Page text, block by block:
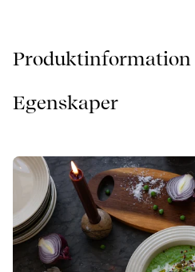
Produktinformation
Egenskaper